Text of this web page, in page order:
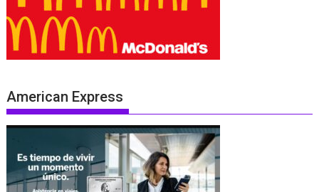
American Express